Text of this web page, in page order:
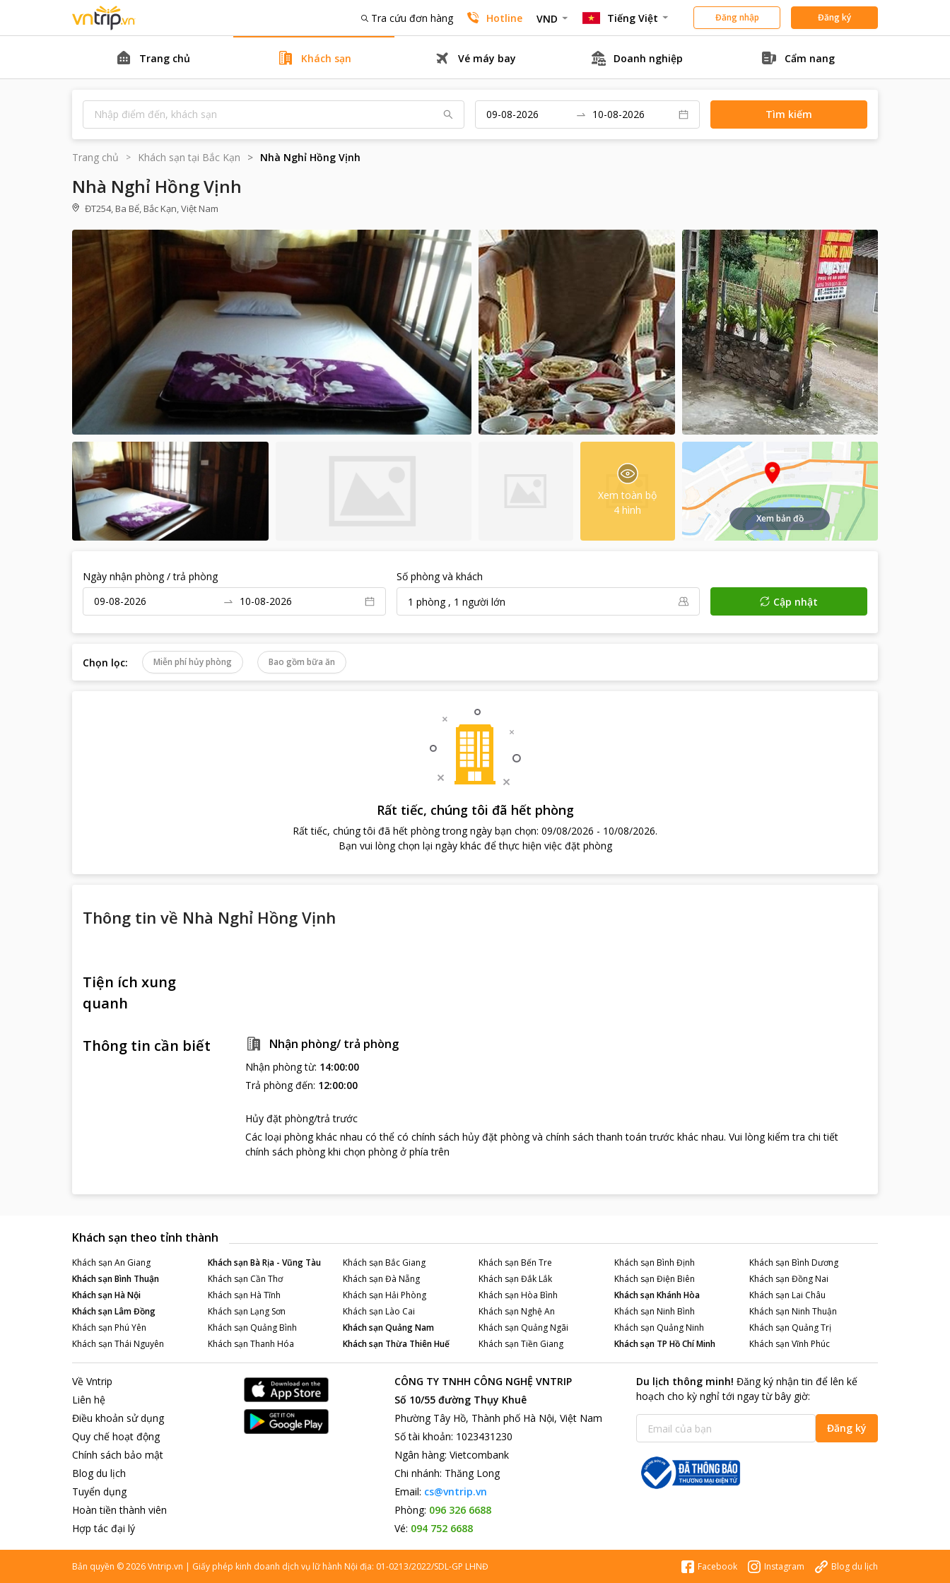
Tra cứu đơn hàng Hotline VND Tiếng Việt Đăng nhập Đăng ký
Trang chủ Khách sạn Vé máy bay Doanh nghiệp Cẩm nang
Tìm kiếm
Trang chủ Khách sạn tại Bắc Kạn Nhà Nghỉ Hồng Vịnh
Nhà Nghỉ Hồng Vịnh
ĐT254, Ba Bể, Bắc Kạn, Việt Nam
Xem toàn bộ
4 hình
Xem bản đồ
Ngày nhận phòng / trả phòng
Số phòng và khách
1 phòng, 1 người lớn Cập nhật
Chọn lọc: Miễn phí hủy phòng Bao gồm bữa ăn
Rất tiếc, chúng tôi đã hết phòng
Rất tiếc, chúng tôi đã hết phòng trong ngày bạn chọn: 09/08/2026 - 10/08/2026.
Bạn vui lòng chọn lại ngày khác để thực hiện việc đặt phòng
Thông tin về Nhà Nghỉ Hồng Vịnh
Tiện ích xung
quanh
Thông tin cần biết Nhận phòng/ trả phòng
Nhận phòng từ: 14:00:00
Trả phòng đến: 12:00:00
Hủy đặt phòng/trả trước
Các loại phòng khác nhau có thể có chính sách hủy đặt phòng và chính sách thanh toán trước khác nhau. Vui lòng kiểm tra chi tiết
chính sách phòng khi chọn phòng ở phía trên
Khách sạn theo tỉnh thành
Khách sạn An Giang Khách sạnBà Rịa - Vũng Tàu Khách sạn Bắc Giang Khách sạn Bến Tre Khách sạn Bình Định Khách sạn Bình Dương
Khách sạnBình Thuận Khách sạn Cần Thơ Khách sạn Đà Nẵng Khách sạn Đắk Lắk Khách sạn Điện Biên Khách sạn Đồng Nai
Khách sạnHà Nội Khách sạn Hà Tĩnh Khách sạn Hải Phòng Khách sạn Hòa Bình Khách sạnKhánh Hòa Khách sạn Lai Châu
Khách sạnLâm Đồng Khách sạn Lạng Sơn Khách sạn Lào Cai Khách sạn Nghệ An Khách sạn Ninh Bình Khách sạn Ninh Thuận
Khách sạn Phú Yên Khách sạn Quảng Bình Khách sạnQuảng Nam Khách sạn Quảng Ngãi Khách sạn Quảng Ninh Khách sạn Quảng Trị
Khách sạn Thái Nguyên Khách sạn Thanh Hóa Khách sạn Thừa Thiên Huế Khách sạn Tiền Giang Khách sạn TP Hồ Chí Minh Khách sạn Vĩnh Phúc
Về Vntrip
Liên hệ
Điều khoản sử dụng
Quy chế hoạt động
Chính sách bảo mật
Blog du lịch
Tuyển dụng
Hoàn tiền thành viên
Hợp tác đại lý
CÔNG TY TNHH CÔNG NGHỆ VNTRIP
Số 10/55 đường Thụy Khuê
Phường Tây Hồ, Thành phố Hà Nội, Việt Nam
Số tài khoản: 1023431230
Ngân hàng: Vietcombank
Chi nhánh: Thăng Long
Email: cs@vntrip.vn
Phòng: 096 326 6688
Vé: 094 752 6688
Du lịch thông minh! Đăng ký nhận tin để lên kế
hoạch cho kỳ nghỉ tới ngay từ bây giờ:
Đăng ký
Bản quyền ©2026Vntrip.vn | Giấy phép kinh doanh dịch vụ lữ hành Nội địa: 01-0213/2022/SDL-GP LHNĐ Facebook Instagram Blog du lịch